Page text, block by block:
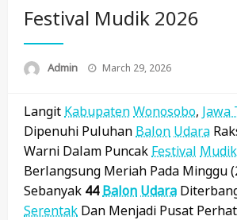
Festival Mudik 2026
Admin
Posted
March 29, 2026
Langit KabupatenWonosobo, Jawa
Dipenuhi Puluhan Balon Udara
Warni Dalam Puncak Festival Mudik
Berlangsung Meriah Pada Minggu
Sebanyak 44Balon Udara
Serentak Dan Menjadi Pusat